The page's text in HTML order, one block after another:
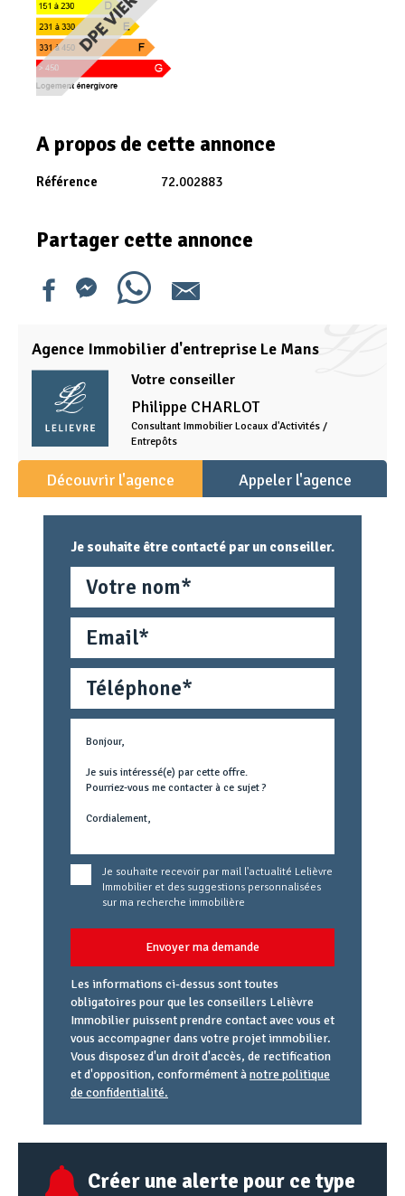
A propos de cette annonce
Référence 72.002883
Partager cette annonce
Agence Immobilier d'entreprise Le Mans
Votre conseiller
Philippe CHARLOT
Consultant Immobilier Locaux d'Activités /
Entrepôts
Découvrir l'agence Appeler l'agence
Je souhaite être contacté par un conseiller.
Téléphone
Métier
concerné
Je souhaite recevoir par mail l'actualité Lelièvre
Immobilier et des suggestions personnalisées
sur ma recherche immobilière
Envoyer ma demande
Les informations ci-dessus sont toutes
obligatoires pour que les conseillers Lelièvre
Immobilier puissent prendre contact avec vous et
vous accompagner dans votre projet immobilier.
Vous disposez d'un droit d'accès, de rectification
et d'opposition, conformément ànotre politique
de confidentialité.
email
URL
Créer une alerte pour ce type